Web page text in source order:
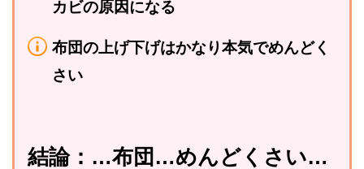
カビの原因になる
布団の上げ下げはかなり本気でめんどく
さい
結論：…布団…めんどくさい…